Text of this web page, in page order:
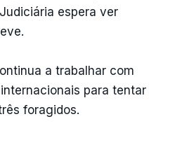
espera ver
a trabalhar com
para tentar
foragidos.